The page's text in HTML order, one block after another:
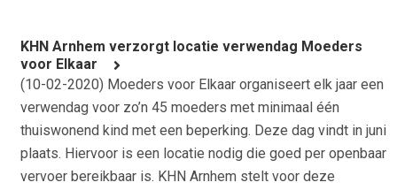
KHN Arnhem verzorgt locatie verwendag Moeders
voor Elkaar
(10-02-2020) Moeders voor Elkaar organiseert elk jaar een
verwendag voor zo’n 45 moeders met minimaal één
thuiswonend kind met een beperking. Deze dag vindt in juni
plaats. Hiervoor is een locatie nodig die goed per openbaar
vervoer bereikbaar is. KHN Arnhem stelt voor deze